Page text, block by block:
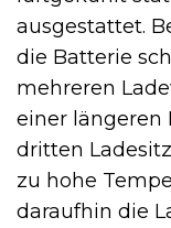
ausgestattet.
die Batterie
mehreren
einer längeren
dritten
zu hohe
daraufhin die